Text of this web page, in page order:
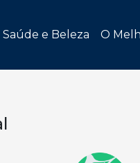
Saúde e Beleza O